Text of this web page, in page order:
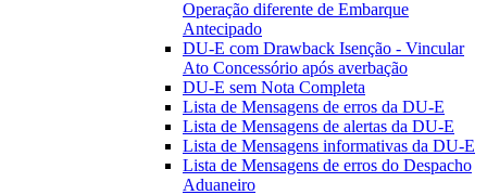
Operação diferente de Embarque
Antecipado
DU-E com Drawback Isenção - Vincular
Ato Concessório após averbação
DU-E sem Nota Completa
Lista de Mensagens de erros da DU-E
Lista de Mensagens de alertas da DU-E
Lista de Mensagens informativas da DU-E
Lista de Mensagens de erros do Despacho
Aduaneiro